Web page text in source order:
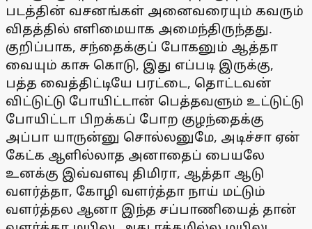
படத்தின் வசனங்கள் அனைவரையும் கவரும்
விதத்தில் எளிமையாக அமைந்திருந்தது.
குறிப்பாக, சந்தைக்குப் போகனும் ஆத்தா
வையும் காசு கொடு, இது எப்படி இருக்கு,
பத்த வைத்திட்டியே பரட்டை, தொட்டவன்
விட்டுட்டு போயிட்டான் பெத்தவளும் உட்டுட்டு
போயிட்டா பிறக்கப் போற குழந்தைக்கு
அப்பா யாருன்னு சொல்லனுமே, அடிச்சா ஏன்
கேட்க ஆளில்லாத அனாதைப் பையலே
உனக்கு இவ்வளவு திமிரா, ஆத்தா ஆடு
வளர்த்தா, கோழி வளர்த்தா நாய் மட்டும்
வளர்த்தல ஆனா இந்த சப்பாணியைத் தான்